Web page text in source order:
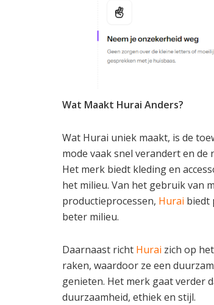
Wat Maakt Hurai Anders?
Wat Hurai uniek maakt, is de
mode vaak snel verandert en
Het merk biedt kleding en
het milieu. Van het gebruik van
productieprocessen, Hurai biedt
beter milieu.
Daarnaast richt Hurai zich op
raken, waardoor ze een
genieten. Het merk gaat verder
duurzaamheid, ethiek en stijl.